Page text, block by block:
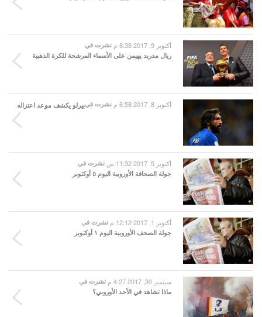
نشرت في أكتوبر 9, 2017 8:38 م
ريال مدريد يهيمن على الأسماء المرشحة للكرة الذهبية
نشرت في أكتوبر 8, 2017 6:58 م بيرلو يكشف موعد اعتزاله
نشرت في أكتوبر 5, 2017 11:32 ص
جولة الصحافة الأوروبية اليوم ٥ أوكتوبر
نشرت في أكتوبر 1, 2017 12:12 م
جولة الصحف الأوروبية اليوم ١ أوكتوبر
نشرت في سبتمبر 30, 2017 4:27 م
ماذا تشاهد في الأحد الأوروبي؟